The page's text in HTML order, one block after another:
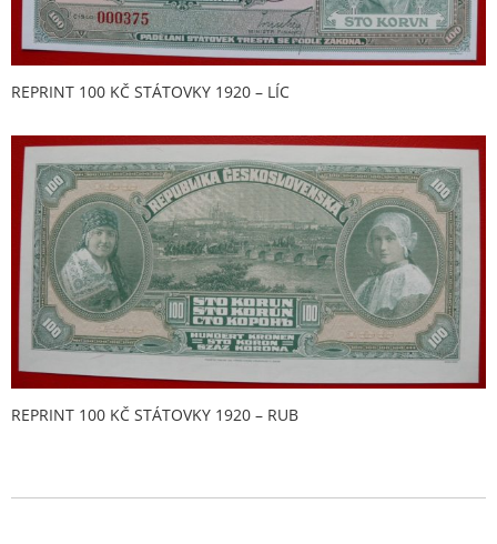
REPRINT 100 KČ STÁTOVKY 1920 – LÍC
REPRINT 100 KČ STÁTOVKY 1920 – RUB